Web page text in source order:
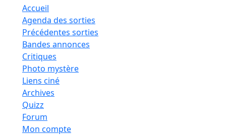
Accueil
Agenda des sorties
Précédentes sorties
Bandes annonces
Critiques
Photo mystère
Liens ciné
Archives
Quizz
Forum
Mon compte